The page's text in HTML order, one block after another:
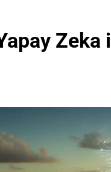
Zeka